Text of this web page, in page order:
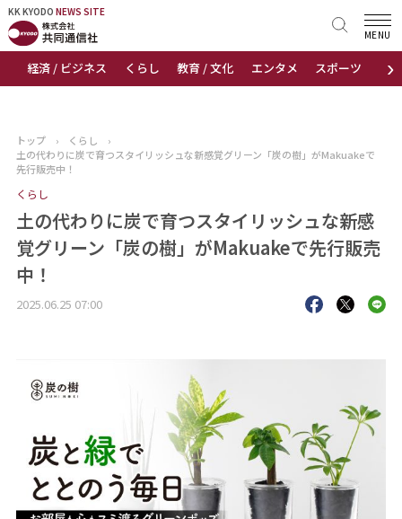
KK KYODO NEWS SITE
›
経済 / ビジネス くらし 教育 / 文化 エンタメ スポーツ 地域
MENU
KK KYODONEWS SITE
トップページ
ニュース
おすすめコンテンツ
出版物
会社概要
トップ › くらし
›
土の代わりに炭で育つスタイリッシュな新感覚グリーン「炭の樹」がMakuakeで
先行販売中！
くらし
土の代わりに炭で育つスタイリッシュな新感
覚グリーン「炭の樹」がMakuakeで先行販売
中！
2025.06.25 07:00